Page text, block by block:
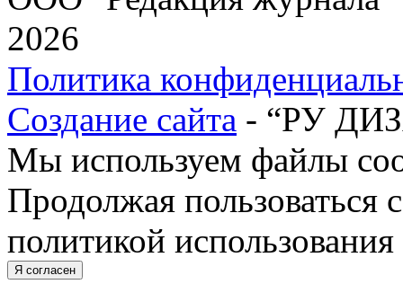
2026
Политика
Создание сайта - “РУ
Мы используем файлы
Продолжая пользоваться
политикой
Я согласен